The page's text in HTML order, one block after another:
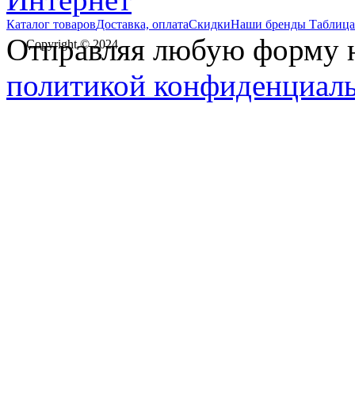
Каталог товаровДоставка, оплатаСкидкиНаши бренды
Copyright © 2024
Отправляя любую форму
политикой